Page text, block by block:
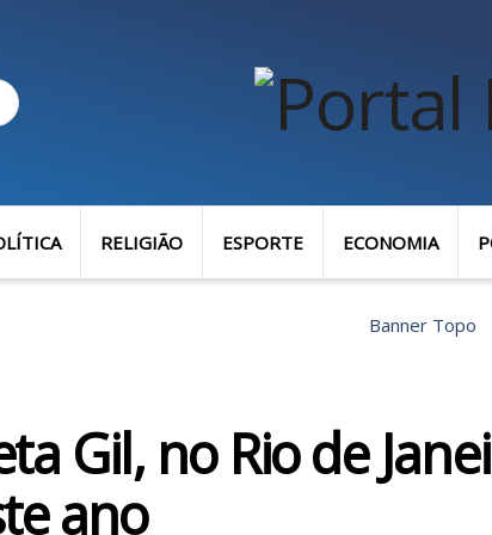
RELIGIÃO ESPORTE ECONOMIA
Gil, no Rio de
ano